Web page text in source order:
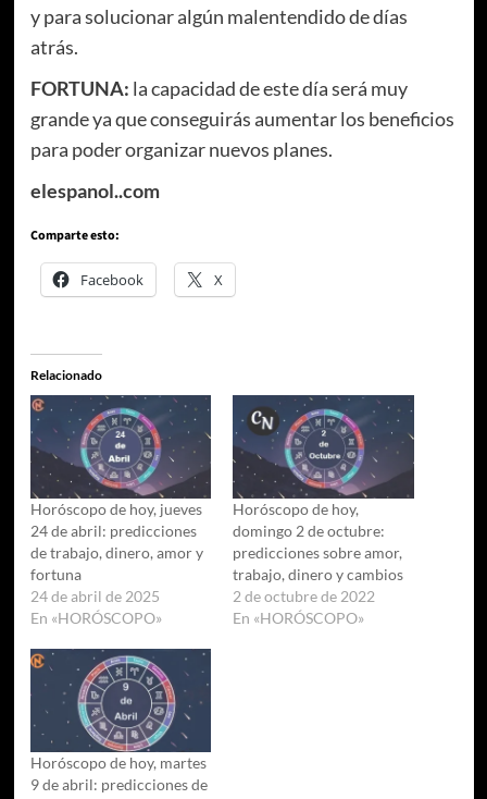
y para solucionar algún malentendido de días
atrás.
FORTUNA: la capacidad de este día será muy
grande ya que conseguirás aumentar los beneficios
para poder organizar nuevos planes.
elespanol..com
Comparte esto:
Facebook X
Relacionado
Horóscopo de hoy, jueves
24 de abril: predicciones
de trabajo, dinero, amor y
fortuna
24 de abril de 2025
En «HORÓSCOPO»
Horóscopo de hoy,
domingo 2 de octubre:
predicciones sobre amor,
trabajo, dinero y cambios
2 de octubre de 2022
En «HORÓSCOPO»
Horóscopo de hoy, martes
9 de abril: predicciones de